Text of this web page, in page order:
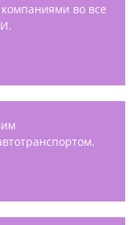
во все